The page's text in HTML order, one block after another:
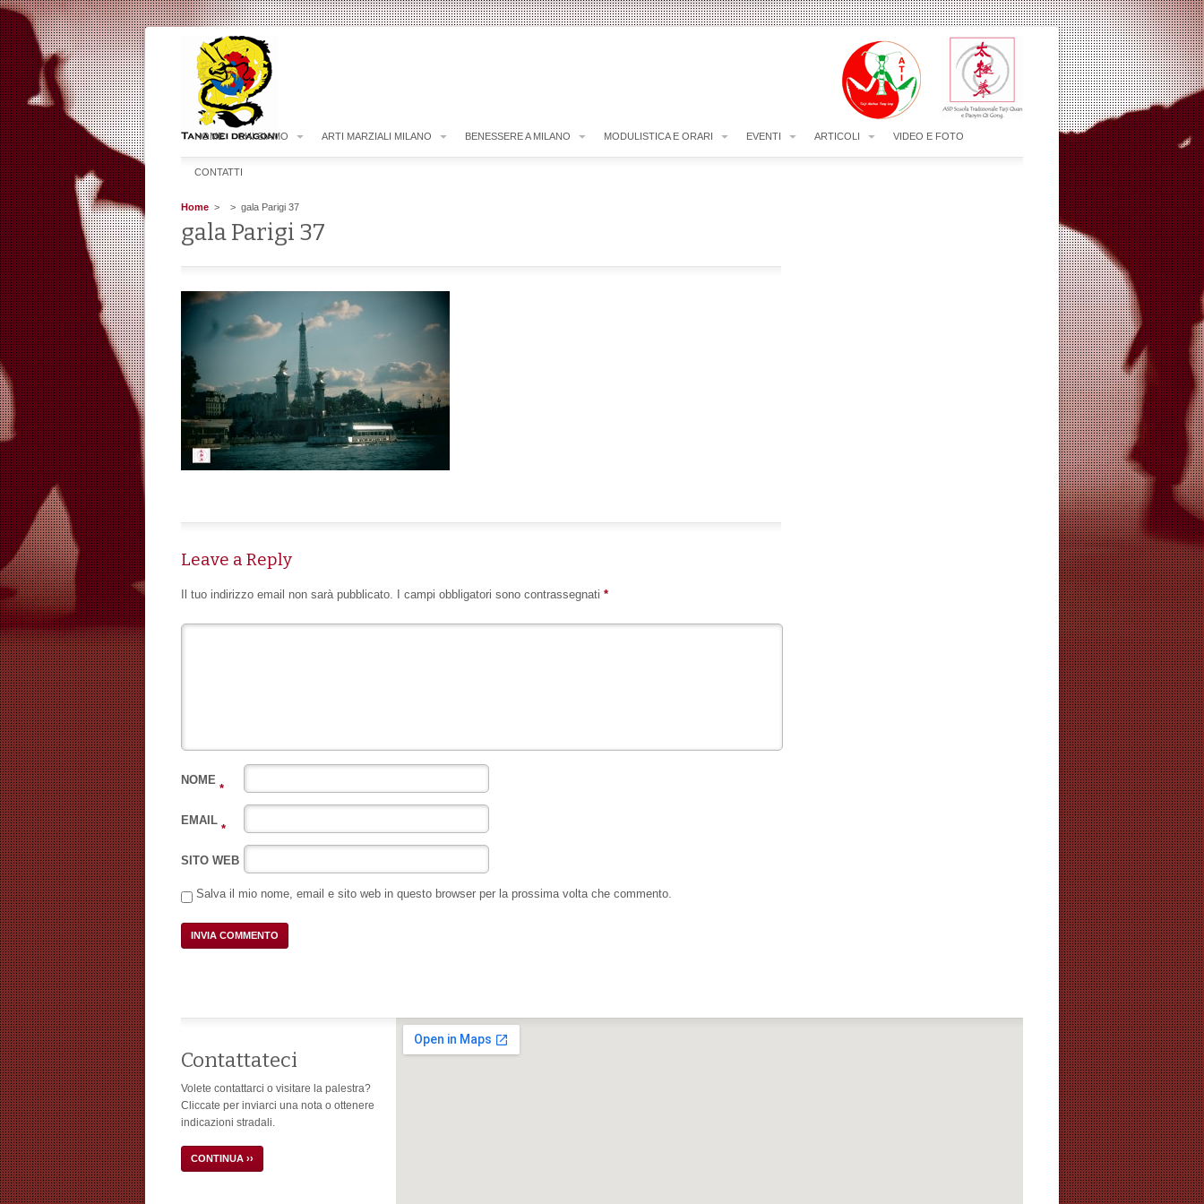
HOME CHI SIAMO ARTI MARZIALI MILANO BENESSERE A MILANO MODULISTICA E ORARI EVENTI ARTICOLI VIDEO E FOTO
CONTATTI
Home > > gala Parigi 37
gala Parigi 37
Leave a Reply
Il tuo indirizzo email non sarà pubblicato. I campi obbligatori sono contrassegnati *
NOME
*
EMAIL
*
SITO WEB
Salva il mio nome, email e sito web in questo browser per la prossima volta che commento.
Contattateci
Volete contattarci o visitare la palestra?
Cliccate per inviarci una nota o ottenere
indicazioni stradali.
CONTINUA ››